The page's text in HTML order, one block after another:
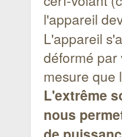
l'appareil
L'appareil
déformé par
mesure que
L'extrême
nous